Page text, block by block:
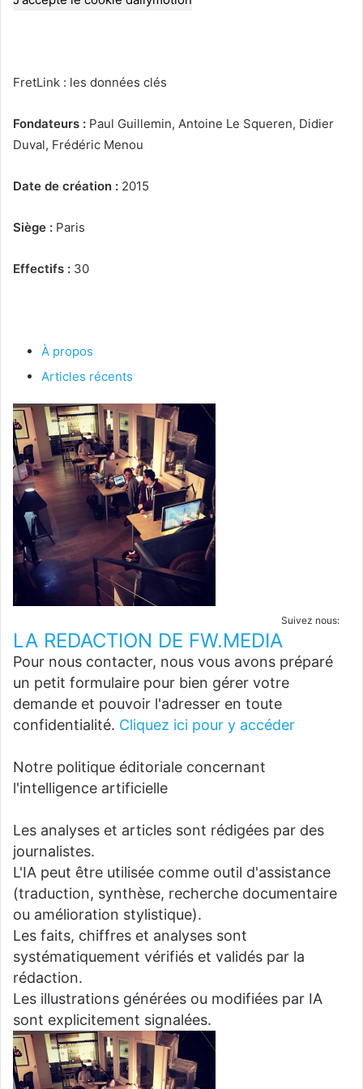
FretLink : les données clés
Fondateurs : Paul Guillemin, Antoine Le Squeren, Didier
Duval, Frédéric Menou
Date de création : 2015
Siège : Paris
Effectifs : 30
À propos
Articles récents
Suivez nous:
LA REDACTION DE FW.MEDIA
Pour nous contacter, nous vous avons préparé
un petit formulaire pour bien gérer votre
demande et pouvoir l'adresser en toute
confidentialité. Cliquez ici pour y accéder
Notre politique éditoriale concernant
l'intelligence artificielle
Les analyses et articles sont rédigées par des
journalistes.
L'IA peut être utilisée comme outil d'assistance
(traduction, synthèse, recherche documentaire
ou amélioration stylistique).
Les faits, chiffres et analyses sont
systématiquement vérifiés et validés par la
rédaction.
Les illustrations générées ou modifiées par IA
sont explicitement signalées.